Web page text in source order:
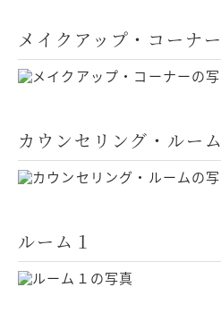
メイクアップ・コーナー
カウンセリング・ルーム
ルーム１